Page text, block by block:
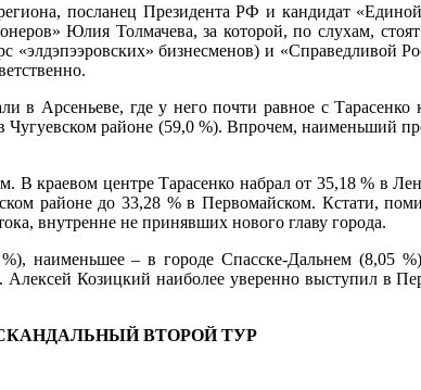
посланец Президента РФ и кандидат
Юлия Толмачева, за которой, по слухам,
бизнесменов) и «Справедливой
в Арсеньеве, где у него почти равное с
районе (59,0 %). Впрочем, наименьший
В краевом центре Тарасенко набрал от 35,18 % в
районе до 33,28 % в Первомайском. Кстати,
внутренне не принявших нового главу города.
наименьшее – в городе Спасске-Дальнем (8,05
Козицкий наиболее уверенно выступил в
ВТОРОЙ ТУР